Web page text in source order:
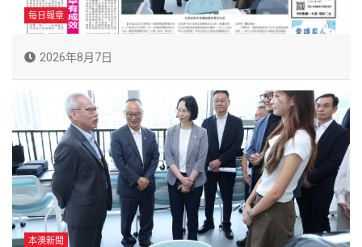
每日報章
2026年8月7日
本澳新聞